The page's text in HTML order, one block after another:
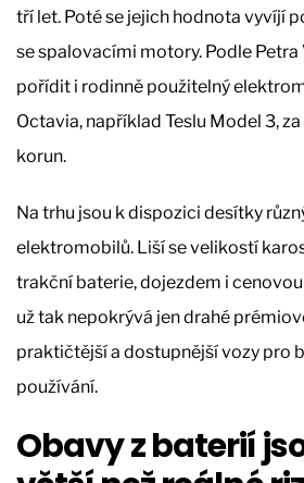
tří let. Poté se jejich hodnota vyvíjí
se spalovacími motory. Podle Petra
pořídit i rodinně použitelný
Octavia, například Teslu Model 3,
korun.
Na trhu jsou k dispozici desítky
elektromobilů. Liší se velikostí
trakční baterie, dojezdem i
už tak nepokrývá jen drahé
praktičtější a dostupnější vozy pro
používání.
Obavy z baterií